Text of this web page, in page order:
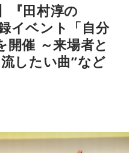
ター ヤクルト×DeNA」
分～試合終了 （延長対
イター #60n
となりそうです。直感が冴
際は自分の直感を参考に
今日は視野が広がりやすく
に目を向けたり、探究心
『田村淳の
イベント「自分
開催 ～来場者と
したい曲”など